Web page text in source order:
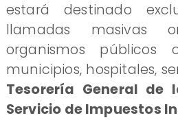
estará destinado
llamadas masivas
organismos públicos
municipios, hospitales,
Tesorería General de
Servicio de Impuestos